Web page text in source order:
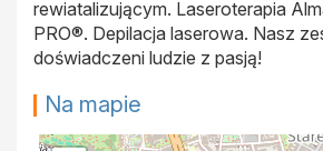
rewiatalizującym. Laseroterapia
PRO®. Depilacja laserowa. Nasz
doświadczeni ludzie z pasją!
Na mapie